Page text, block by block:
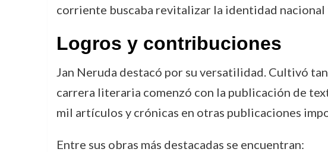
corriente buscaba revitalizar la identidad
Logros y contribuciones
Jan Neruda destacó por su versatilidad. Cultivó
carrera literaria comenzó con la publicación de
mil artículos y crónicas en otras publicaciones
Entre sus obras más destacadas se encuentran: